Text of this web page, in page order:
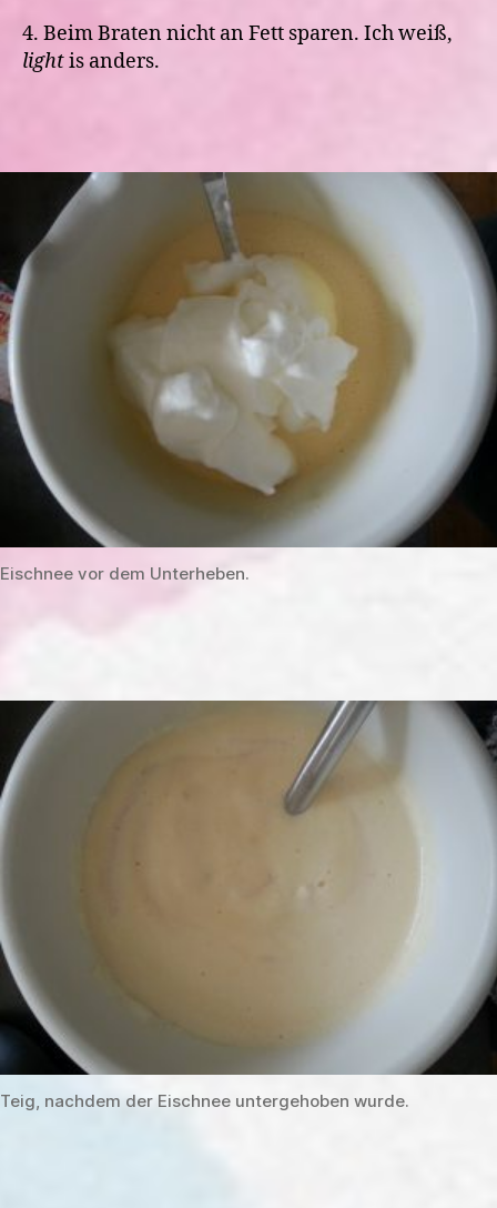
4. Beim Braten nicht an Fett sparen. Ich weiß,
lightis anders.
Eischnee vor dem Unterheben.
Teig, nachdem der Eischnee untergehoben wurde.